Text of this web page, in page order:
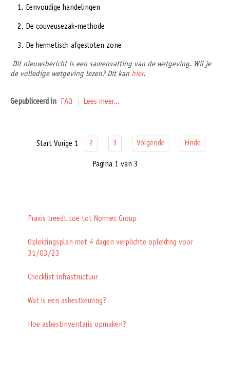
Eenvoudige handelingen
De couveusezak-methode
De hermetisch afgesloten zone
Dit nieuwsbericht is een samenvatting van de wetgeving. Wil je
de volledige wetgeving lezen? Dit kan hier.
Gepubliceerd in FAQ Lees meer...
Start Vorige 1 2 3 Volgende Einde
Pagina 1 van 3
Praxis treedt toe tot Normec Group
Opleidingsplan met 4 dagen verplichte opleiding voor
31/03/23
Checklist infrastructuur
Wat is een asbestkeuring?
Hoe asbestinventaris opmaken?